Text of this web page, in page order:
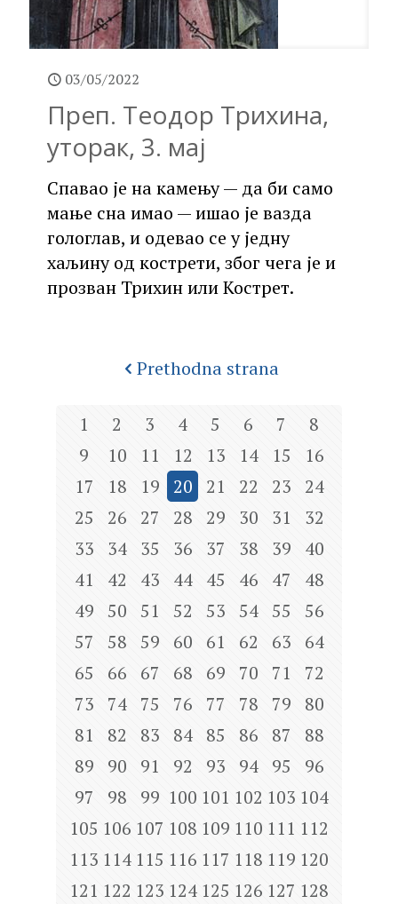
03/05/2022
Преп. Теодор Трихина,
уторак, 3. мај
Спавао је на камењу — да би само
мање сна имао — ишао је вазда
гологлав, и одевао се у једну
хаљину од кострети, због чега је и
прозван Трихин или Кострет.
Prethodna strana
1 2 3 4 5 6 7
8
9
10 11 12 13 14 15
16
17
18 19 20 21 22 23
24
25
26 27 28 29 30 31
32
33
34 35 36 37 38 39
40
41
42 43 44 45 46 47
48
49
50 51 52 53 54 55
56
57
58 59 60 61 62 63
64
65
66 67 68 69 70 71
72
73
74 75 76 77 78 79
80
81
82 83 84 85 86 87
88
89
90 91 92 93 94 95
96
97
98 99 100 101 102 103 104
105 106 107 108 109 110 111 112
113 114 115 116 117 118 119 120
121 122 123 124 125 126 127 128